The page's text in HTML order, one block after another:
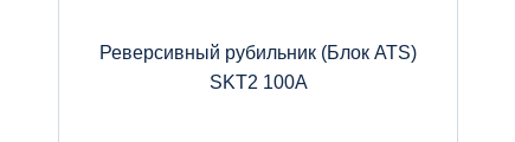
Реверсивный рубильник (Блок ATS)
SKT2 100A